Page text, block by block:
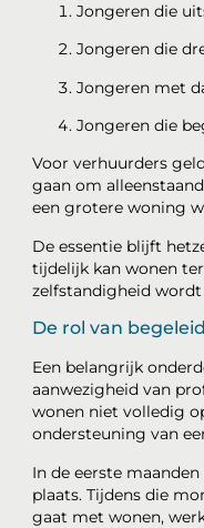
Jongeren die
Jongeren die
Jongeren met
Jongeren die
Voor verhuurders
gaan om
een grotere woning
De essentie blijft
tijdelijk kan wonen
zelfstandigheid wordt
De rol van
Een belangrijk
aanwezigheid van
wonen niet volledig
ondersteuning van
In de eerste
plaats. Tijdens die
gaat met wonen,